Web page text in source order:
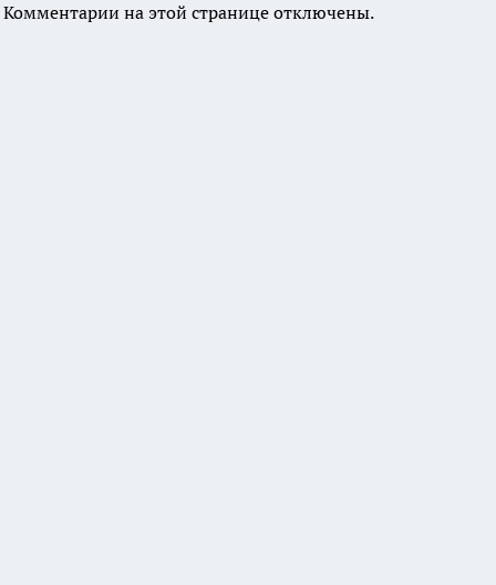
Комментарии на этой странице отключены.